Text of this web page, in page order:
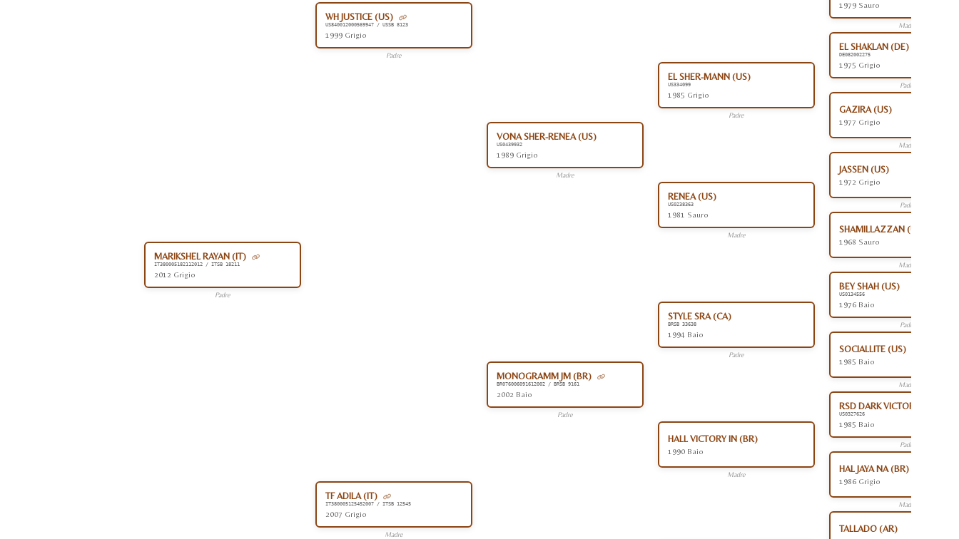
MARIKSHEL RAYAN (IT)
IT380005182112012 / ITSB 18211
2012 Grigio
Padre
WH JUSTICE (US)
US840012000569947 / USSB 8123
1999 Grigio
Padre
1979 Sauro
Madre
VONA SHER-RENEA (US)
US0439932
1989 Grigio
Madre
EL SHER-MANN (US)
US334099
1985 Grigio
Padre
EL SHAKLAN (DE)
DE082002275
1975 Grigio
Padre
GAZIRA (US)
1977 Grigio
Madre
RENEA (US)
US0238363
1981 Sauro
Madre
JASSEN (US)
1972 Grigio
Padre
SHAMILLAZZAN (US)
1968 Sauro
Madre
TF ADILA (IT)
IT380005125452007 / ITSB 12545
2007 Grigio
Madre
MONOGRAMM JM (BR)
BR076006091612002 / BRSB 9161
2002 Baio
Padre
STYLE SRA (CA)
BRSB 33638
1994 Baio
Padre
BEY SHAH (US)
US0134556
1976 Baio
Padre
SOCIALLITE (US)
1985 Baio
Madre
HALL VICTORY IN (BR)
1990 Baio
Madre
RSD DARK VICTORY (US)
US0327626
1985 Baio
Padre
HAL JAYA NA (BR)
1986 Grigio
Madre
TALLADO (AR)